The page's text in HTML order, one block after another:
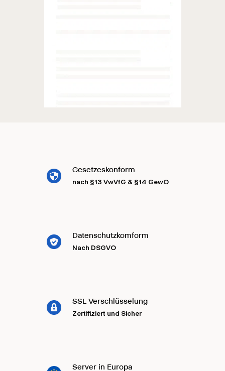
Gesetzeskonform
nach §13 VwVfG & §14 GewO
Datenschutzkomform
Nach DSGVO
SSL Verschlüsselung
Zertifiziert und Sicher
Server in Europa